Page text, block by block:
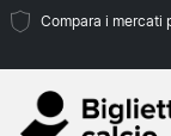
Compara i mercati